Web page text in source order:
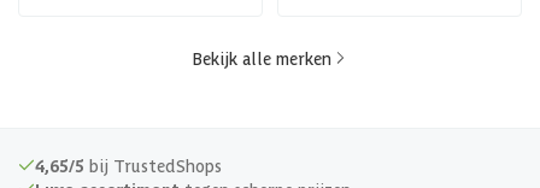
Bekijk alle merken
4,65/5 bij TrustedShops